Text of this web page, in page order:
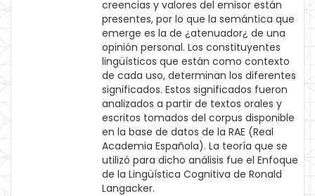
creencias y valores del emisor están
presentes, por lo que la semántica que
emerge es la de ¿atenuador¿ de una
opinión personal. Los constituyentes
lingüísticos que están como contexto
de cada uso, determinan los diferentes
significados. Estos significados fueron
analizados a partir de textos orales y
escritos tomados del corpus disponible
en la base de datos de la RAE (Real
Academia Española). La teoría que se
utilizó para dicho análisis fue el Enfoque
de la Lingüística Cognitiva de Ronald
Langacker.